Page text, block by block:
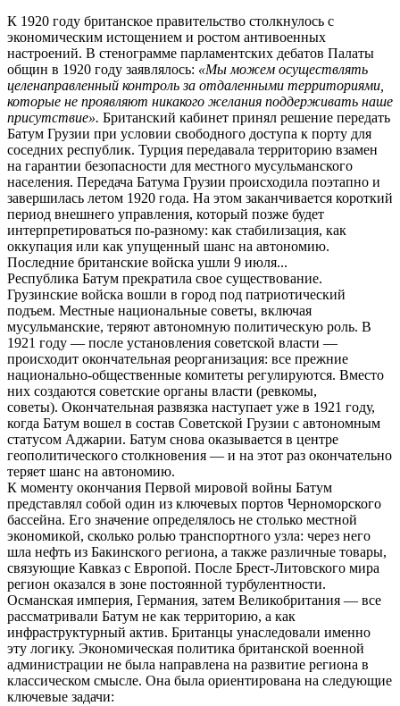
К 1920 году британское правительство столкнулось с
экономическим истощением и ростом антивоенных
настроений. В стенограмме парламентских дебатов Палаты
общин в 1920 году заявлялось: «Мы можем осуществлять
целенаправленный контроль за отдаленными территориями,
которые не проявляют никакого желания поддерживать наше
присутствие». Британский кабинет принял решение передать
Батум Грузии при условии свободного доступа к порту для
соседних республик. Турция передавала территорию взамен
на гарантии безопасности для местного мусульманского
населения. Передача Батума Грузии происходила поэтапно и
завершилась летом 1920 года. На этом заканчивается короткий
период внешнего управления, который позже будет
интерпретироваться по-разному: как стабилизация, как
оккупация или как упущенный шанс на автономию.
Последние британские войска ушли 9 июля...
Республика Батум прекратила свое существование.
Грузинские войска вошли в город под патриотический
подъем. Местные национальные советы, включая
мусульманские, теряют автономную политическую роль. В
1921 году — после установления советской власти —
происходит окончательная реорганизация: все прежние
национально-общественные комитеты регулируются. Вместо
них создаются советские органы власти (ревкомы,
советы). Окончательная развязка наступает уже в 1921 году,
когда Батум вошел в состав Советской Грузии с автономным
статусом Аджарии. Батум снова оказывается в центре
геополитического столкновения — и на этот раз окончательно
теряет шанс на автономию.
К моменту окончания Первой мировой войны Батум
представлял собой один из ключевых портов Черноморского
бассейна. Его значение определялось не столько местной
экономикой, сколько ролью транспортного узла: через него
шла нефть из Бакинского региона, а также различные товары,
связующие Кавказ с Европой. После Брест-Литовского мира
регион оказался в зоне постоянной турбулентности.
Османская империя, Германия, затем Великобритания — все
рассматривали Батум не как территорию, а как
инфраструктурный актив. Британцы унаследовали именно
эту логику. Экономическая политика британской военной
администрации не была направлена на развитие региона в
классическом смысле. Она была ориентирована на следующие
ключевые задачи: